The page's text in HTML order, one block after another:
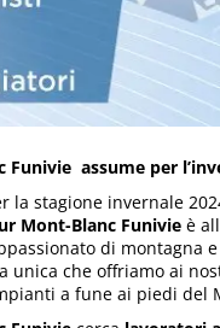
assume per
la stagione invernale
Mont-Blanc Funivie è
di montagna
unica che offriamo ai
a fune ai piedi del